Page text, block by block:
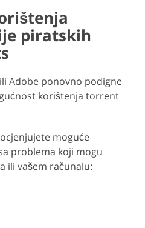
piratskih
Adobe ponovno podigne
korištenja torrent
moguće
problema koji mogu
ili vašem računalu: